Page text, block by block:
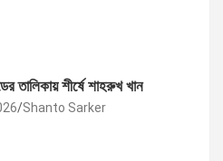
তালিকায় শীর্ষে শাহরুখ খান
Shanto Sarker